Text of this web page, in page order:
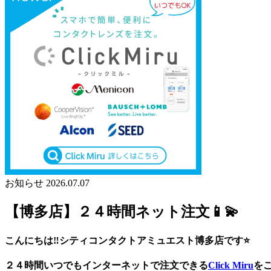
お知らせ 2026.07.07
【博多店】２４時間ネット注文📱💫
こんにちは‼️シティコンタクトアミュエスト博多店です⭐
２４時間いつでもインターネットで注文できるClick Miruを